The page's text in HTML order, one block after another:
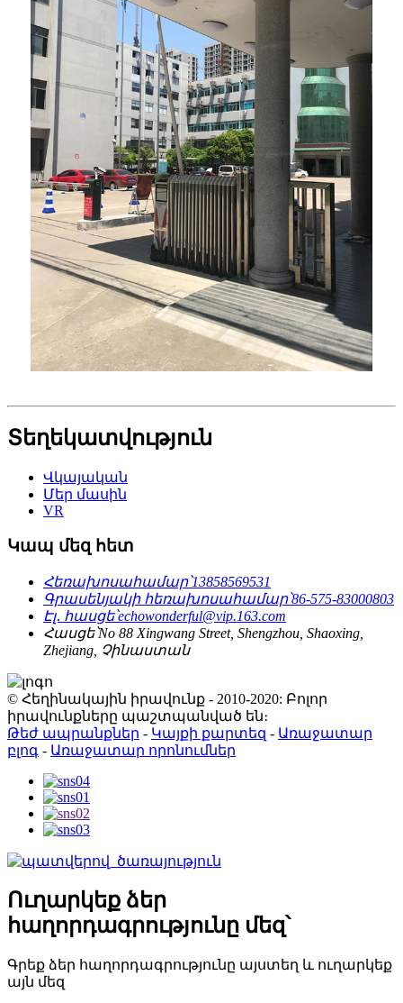
Տեղեկատվություն
Վկայական
Մեր մասին
VR
Կապ մեզ հետ
Հեռախոսահամար՝13858569531
Գրասենյակի հեռախոսահամար՝86-575-83000803
Էլ․ հասցե՝echowonderful@vip.163.com
Հասցե՝No 88 Xingwang Street, Shengzhou, Shaoxing,
Zhejiang, Չինաստան
© Հեղինակային իրավունք - 2010-2020: Բոլոր
իրավունքները պաշտպանված են։
Թեժ ապրանքներ - Կայքի քարտեզ - Առաջատար
բլոգ - Առաջատար որոնումներ
Ուղարկեք ձեր
հաղորդագրությունը մեզ՝
Գրեք ձեր հաղորդագրությունը այստեղ և ուղարկեք
այն մեզ